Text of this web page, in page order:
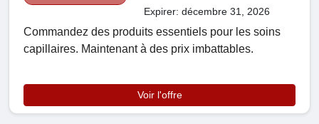
Expirer: décembre 31, 2026
Commandez des produits essentiels pour les soins
capillaires. Maintenant à des prix imbattables.
Voir l'offre